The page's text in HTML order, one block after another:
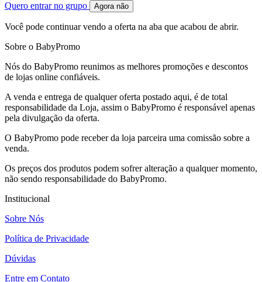
Quero entrar no grupo Agora não
Você pode continuar vendo a oferta na aba que acabou de abrir.
Sobre o BabyPromo
Nós do BabyPromo reunimos as melhores promoções e descontos
de lojas online confiáveis.
A venda e entrega de qualquer oferta postado aqui, é de total
responsabilidade da Loja, assim o BabyPromo é responsável apenas
pela divulgação da oferta.
O BabyPromo pode receber da loja parceira uma comissão sobre a
venda.
Os preços dos produtos podem sofrer alteração a qualquer momento,
não sendo responsabilidade do BabyPromo.
Institucional
Sobre Nós
Política de Privacidade
Dúvidas
Entre em Contato